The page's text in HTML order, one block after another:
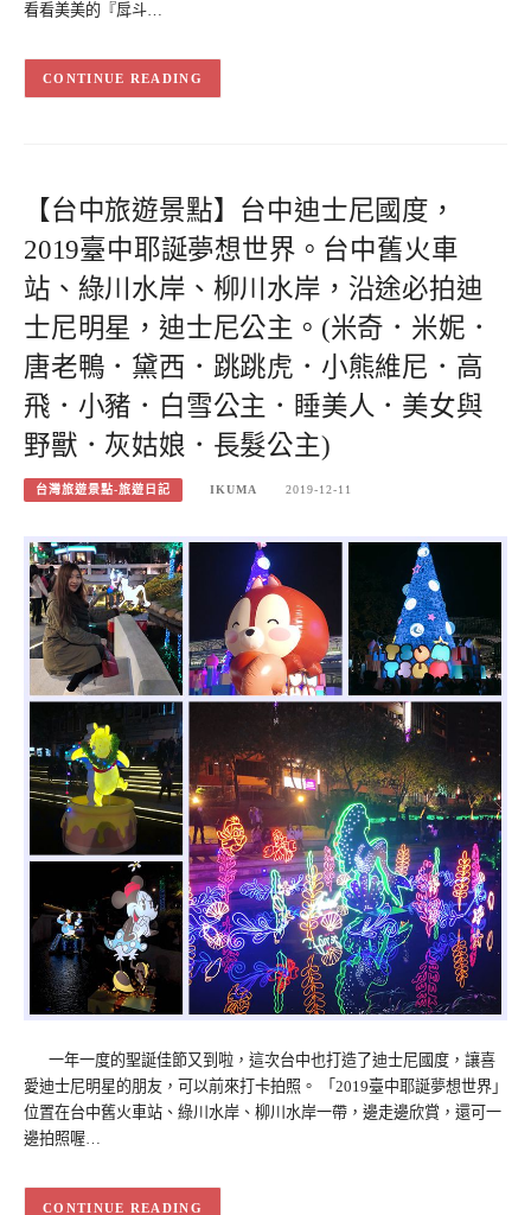
看看美美的『戽斗…
CONTINUE READING
【台中旅遊景點】台中迪士尼國度，
2019臺中耶誕夢想世界。台中舊火車
站、綠川水岸、柳川水岸，沿途必拍迪
士尼明星，迪士尼公主。(米奇．米妮．
唐老鴨．黛西．跳跳虎．小熊維尼．高
飛．小豬．白雪公主．睡美人．美女與
野獸．灰姑娘．長髮公主)
台灣旅遊景點-旅遊日記 IKUMA 2019-12-11
一年一度的聖誕佳節又到啦，這次台中也打造了迪士尼國度，讓喜
愛迪士尼明星的朋友，可以前來打卡拍照。 「2019臺中耶誕夢想世界」
位置在台中舊火車站、綠川水岸、柳川水岸一帶，邊走邊欣賞，還可一
邊拍照喔…
CONTINUE READING